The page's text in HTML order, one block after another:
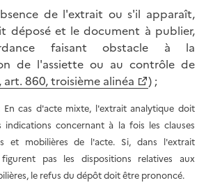
de l'extrait ou s'il apparaît,
déposé et le document à publier,
faisant obstacle à la
de l'assiette ou au contrôle de
art. 860, troisième alinéa ) ;
En cas d'acte mixte, l'extrait analytique doit
indications concernant à la fois les clauses
et mobilières de l'acte. Si, dans l'extrait
pas les dispositions relatives aux
le refus du dépôt doit être prononcé.